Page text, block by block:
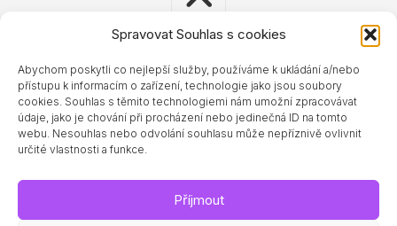
Spravovat Souhlas s cookies
Abychom poskytli co nejlepší služby, používáme k ukládání a/nebo
přístupu k informacím o zařízení, technologie jako jsou soubory
cookies. Souhlas s těmito technologiemi nám umožní zpracovávat
údaje, jako je chování při procházení nebo jedinečná ID na tomto
webu. Nesouhlas nebo odvolání souhlasu může nepříznivě ovlivnit
určité vlastnosti a funkce.
Příjmout
© 2023 - 2024 Zdravisimo.cz
Powered byWordPress. Theme by Alx.